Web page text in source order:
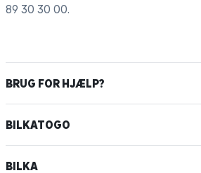
89 30 30 00.
BRUG FOR HJÆLP?
BILKATOGO
BILKA